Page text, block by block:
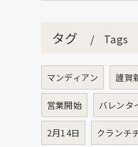
タグ Tags
マンディアン 謹賀
営業開始 バレンタ
2月14日 クランチ